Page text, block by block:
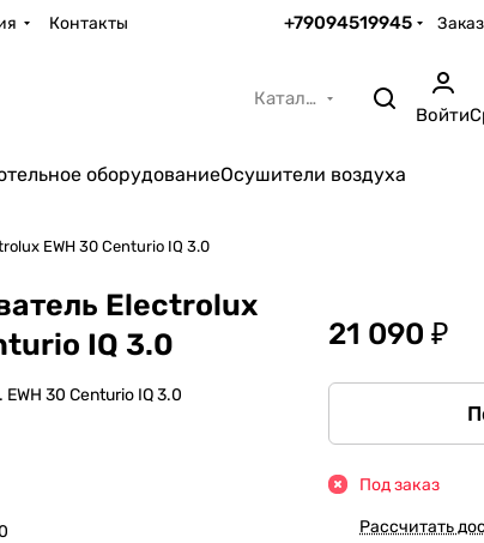
Контакты +79094519945
Каталог
Войти
оборудованиеОсушители воздуха
EWH 30 Centurio IQ 3.0
Electrolux
IQ 3.0
EWH 30 Centurio IQ 3.0
21 090 ₽
Под заказ
Рассчитать